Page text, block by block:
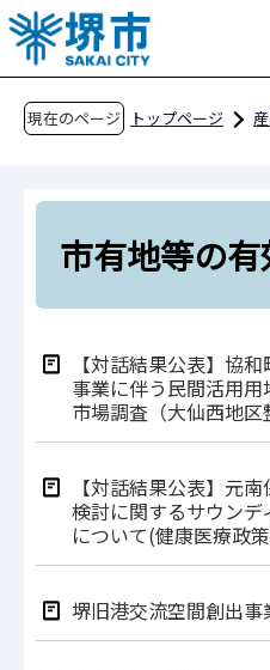
こ
の
ペ
現在のページ トップページ
市有地等の有効活
市有地等の
【対話結果公表】協
事業に伴う民間活用
市場調査（大仙西地区
【対話結果公表】元
検討に関するサウン
について(健康医療政
堺旧港交流空間創出事